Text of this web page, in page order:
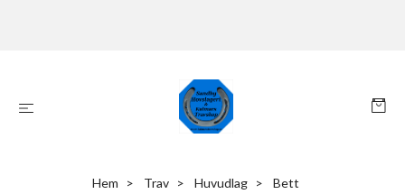
Hem Trav Huvudlag
Bett